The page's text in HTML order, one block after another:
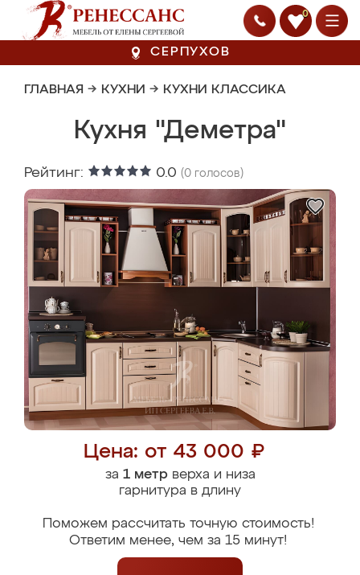
0
СЕРПУХОВ
ГЛАВНАЯ → КУХНИ → КУХНИ КЛАССИКА
Кухня "Деметра"
Рейтинг: 0.0 (0 голосов)
Цена: от 43 000 ₽
за 1 метрверха и низа
гарнитура в длину
Поможем рассчитать точную стоимость!
Ответим менее, чем за 15 минут!